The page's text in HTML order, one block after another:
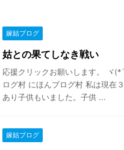
嫁姑ブログ
姑との果てしなき戦い
応援クリックお願いします。 ヾ
ログ村 にほんブログ村 私は現在
あり子供もいました。子供 ...
嫁姑ブログ